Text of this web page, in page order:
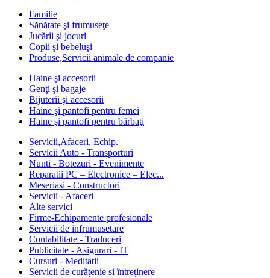
Familie
Sănătate şi frumuseţe
Jucării şi jocuri
Copii şi bebeluşi
Produse,Servicii animale de companie
Haine şi accesorii
Genţi şi bagaje
Bijuterii şi accesorii
Haine şi pantofi pentru femei
Haine şi pantofi pentru bărbaţi
Servicii,Afaceri, Echip.
Servicii Auto - Transporturi
Nunti - Botezuri - Evenimente
Reparatii PC – Electronice – Elec...
Meseriasi - Constructori
Servicii - Afaceri
Alte servici
Firme-Echipamente profesionale
Servicii de infrumusetare
Contabilitate - Traduceri
Publicitate - Asigurari - IT
Cursuri - Meditatii
Servicii de curățenie si întreținere